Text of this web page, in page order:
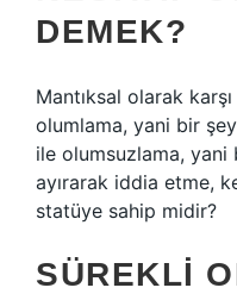
DEMEK?
Mantıksal olarak
olumlama, yani bir
ile olumsuzlama,
ayırarak iddia etme,
statüye sahip midir?
SÜREKLI